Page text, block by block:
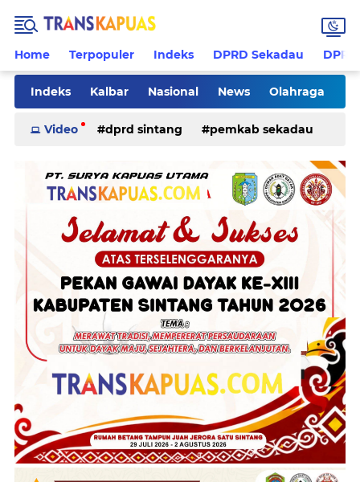
Home Terpopuler Indeks DPRD Sekadau
Indeks Kalbar Nasional News Olahraga
Pilkades Rohani Sanggau Sekadau
kriminal
Video dprd sintang pemkab sekadau